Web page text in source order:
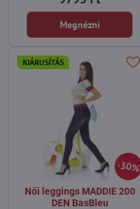
Megnézni
30%
KIÁRUSÍTÁS
Női leggings MADDIE 200
DEN BasBleu